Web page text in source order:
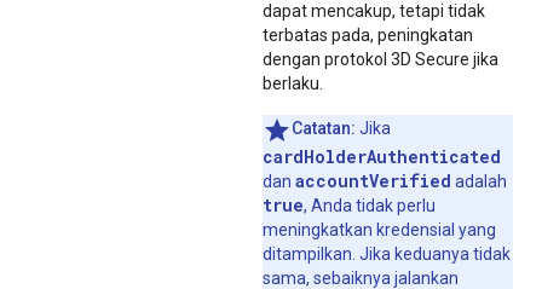
dapat mencakup, tetapi tidak
terbatas pada, peningkatan
dengan protokol 3D Secure jika
berlaku.
Catatan: Jika
cardHolderAuthenticated
dan accountVerified adalah
true, Anda tidak perlu
meningkatkan kredensial yang
ditampilkan. Jika keduanya tidak
sama, sebaiknya jalankan